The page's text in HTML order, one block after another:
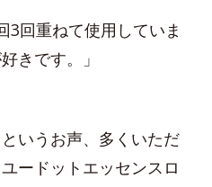
3回重ねて使用していま
きです。」
いうお声、多くいただ
ードットエッセンスロ